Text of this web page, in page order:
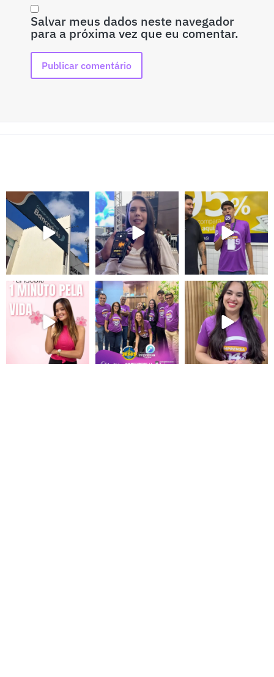
Salvar meus dados neste navegador
para a próxima vez que eu comentar.